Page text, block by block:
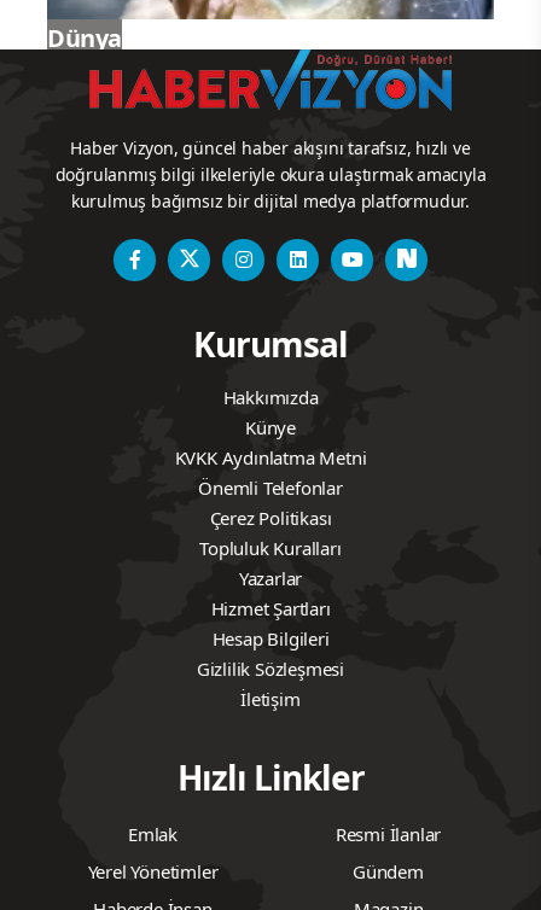
Dünya
Haber Vizyon, güncel haber akışını tarafsız, hızlı ve
doğrulanmış bilgi ilkeleriyle okura ulaştırmak amacıyla
kurulmuş bağımsız bir dijital medya platformudur.
Kurumsal
Hakkımızda
Künye
KVKK Aydınlatma Metni
Önemli Telefonlar
Çerez Politikası
Topluluk Kuralları
Yazarlar
Hizmet Şartları
Hesap Bilgileri
Gizlilik Sözleşmesi
İletişim
Hızlı Linkler
Emlak
Resmi İlanlar
Yerel Yönetimler
Gündem